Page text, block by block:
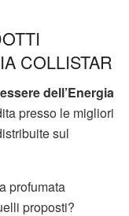
COLLISTAR
dell’Energia
presso le migliori
sul
profumata
proposti?